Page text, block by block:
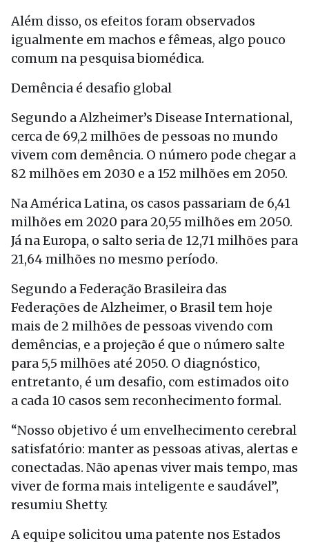
Além disso, os efeitos foram observados
igualmente em machos e fêmeas, algo pouco
comum na pesquisa biomédica.
Demência é desafio global
Segundo a Alzheimer’s Disease International,
cerca de 69,2 milhões de pessoas no mundo
vivem com demência. O número pode chegar a
82 milhões em 2030 e a 152 milhões em 2050.
Na América Latina, os casos passariam de 6,41
milhões em 2020 para 20,55 milhões em 2050.
Já na Europa, o salto seria de 12,71 milhões para
21,64 milhões no mesmo período.
Segundo a Federação Brasileira das
Federações de Alzheimer, o Brasil tem hoje
mais de 2 milhões de pessoas vivendo com
demências, e a projeção é que o número salte
para 5,5 milhões até 2050. O diagnóstico,
entretanto, é um desafio, com estimados oito
a cada 10 casos sem reconhecimento formal.
“Nosso objetivo é um envelhecimento cerebral
satisfatório: manter as pessoas ativas, alertas e
conectadas. Não apenas viver mais tempo, mas
viver de forma mais inteligente e saudável”,
resumiu Shetty.
A equipe solicitou uma patente nos Estados